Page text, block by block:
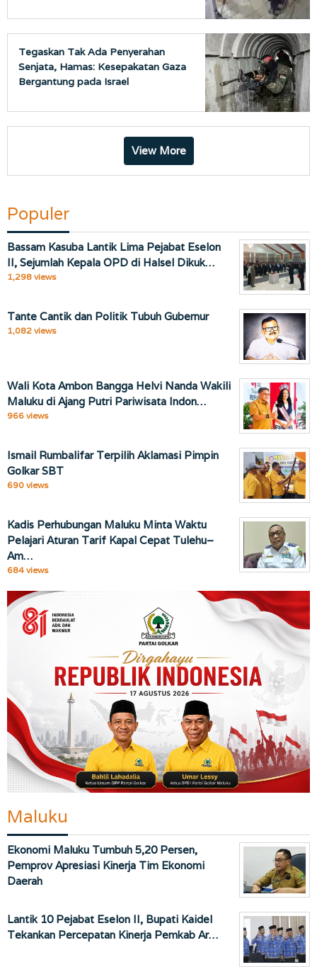
Tegaskan Tak Ada Penyerahan
Senjata, Hamas: Kesepakatan Gaza
Bergantung pada Israel
View More
Populer
Bassam Kasuba Lantik Lima Pejabat Eselon
II, Sejumlah Kepala OPD di Halsel Dikuk…
1,298 views
Tante Cantik dan Politik Tubuh Gubernur
1,082 views
Wali Kota Ambon Bangga Helvi Nanda Wakili
Maluku di Ajang Putri Pariwisata Indon…
966 views
Ismail Rumbalifar Terpilih Aklamasi Pimpin
Golkar SBT
690 views
Kadis Perhubungan Maluku Minta Waktu
Pelajari Aturan Tarif Kapal Cepat Tulehu–
Am…
684 views
Maluku
Ekonomi Maluku Tumbuh 5,20 Persen,
Pemprov Apresiasi Kinerja Tim Ekonomi
Daerah
Lantik 10 Pejabat Eselon II, Bupati Kaidel
Tekankan Percepatan Kinerja Pemkab Ar…